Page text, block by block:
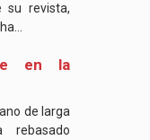
su revista,
en la
de larga
rebasado